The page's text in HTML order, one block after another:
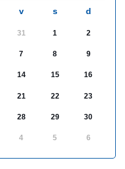
v s d
31 1 2
7 8 9
14 15 16
21 22 23
28 29 30
4 5 6